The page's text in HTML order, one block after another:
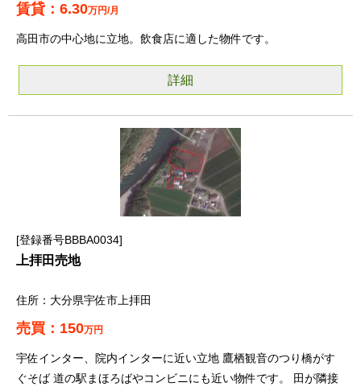
6.30万円/月
高田市の中心地に立地。飲食店に適した物件です。
詳細
登録番号BBBA0034
上拝田売地
大分県宇佐市上拝田
150万円
宇佐インター、院内インターに近い立地 鷹栖観音のつり橋がす
ぐそば 道の駅まほろばやコンビニにも近い物件です。 田が隣接